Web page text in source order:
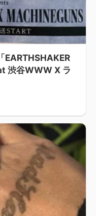
EARTHSHAKER
渋谷WWW X ラ